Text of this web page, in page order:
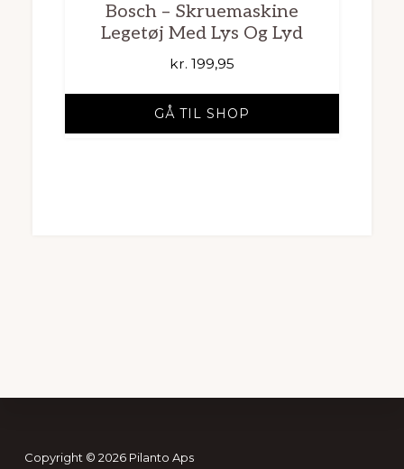
Bosch – Skruemaskine
Legetøj Med Lys Og Lyd
kr. 199,95
GÅ TIL SHOP
Copyright © 2026 Pilanto Aps